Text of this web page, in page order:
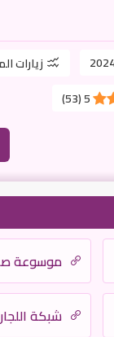
زيارات
5
(
53
)
موسوعة
شبكة